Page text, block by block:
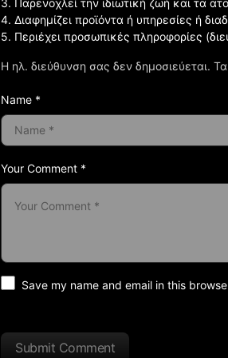
Η ηλ. διεύθυνση σας δεν δημοσιεύεται.
Your Comment *
4. Διαφημίζει προϊόντα ή υπηρεσίες ή
5. Περιέχει προσωπικές πληροφορίες
Name *
Save my name and email in this
Submit Comment